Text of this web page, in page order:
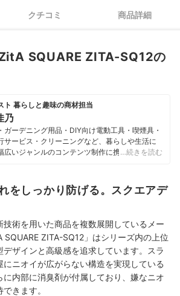
クチコミ 商品詳細
SQUARE ZITA-SQ12の
ト 暮らしと趣味の商材担当
乃
ガーデニング用品・DIY向け電動工具・喫煙具・
サービス・クリーニングなど、暮らしや生活に
広いジャンルのコンテンツ制作に携わる。「一
乃のプロフィール
…続きを読む
をしっかり防げる。スクエアデ
技術を用いた商品を複数展開しているメー
SQUARE ZITA-SQ12」はシリーズ内の上位
デザインと高級感を追求しています。スラ
にニオイが広がらない構造を実現している
に内部に消臭剤が付属しており、嫌なニオ
きます。